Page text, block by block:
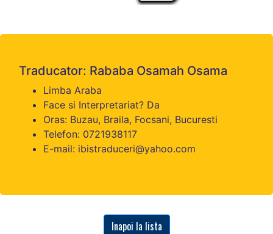
Traducator: Rababa Osamah Osama
Limba Araba
Face si Interpretariat? Da
Oras: Buzau, Braila, Focsani, Bucuresti
Telefon: 0721938117
E-mail: ibistraduceri@yahoo.com
Inapoi la lista